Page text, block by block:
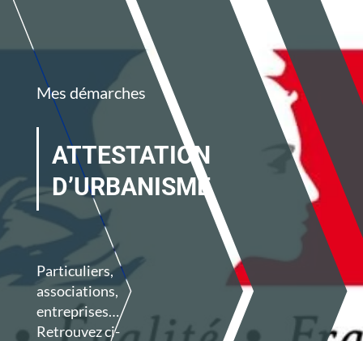
Mes démarches
ATTESTATION
D’URBANISME
Particuliers,
associations,
entreprises…
Retrouvez ci-